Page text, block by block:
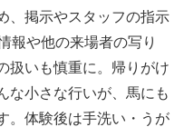
、掲示やスタッフの指示
報や他の来場者の写り
扱いも慎重に。帰りがけ
小さな行いが、馬にも
。体験後は手洗い・うが